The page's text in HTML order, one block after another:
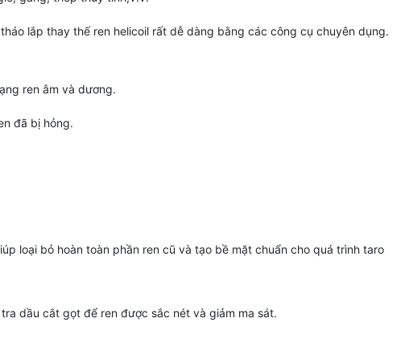
lắp thay thế ren helicoil rất dễ dàng bằng các công cụ chuyên dụng.
ren âm và dương.
đã bị hỏng.
loại bỏ hoàn toàn phần ren cũ và tạo bề mặt chuẩn cho quá trình taro
dầu cắt gọt để ren được sắc nét và giảm ma sát.